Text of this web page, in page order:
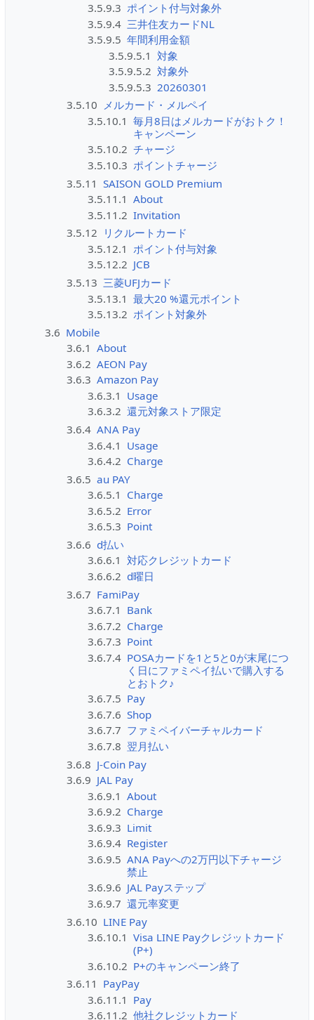
3.5.9.3 ポイント付与対象外
3.5.9.4 三井住友カードNL
3.5.9.5 年間利用金額
3.5.9.5.1 対象
3.5.9.5.2 対象外
3.5.9.5.3 20260301
3.5.10 メルカード・メルペイ
3.5.10.1 毎月8日はメルカードがおトク！
キャンペーン
3.5.10.2 チャージ
3.5.10.3 ポイントチャージ
3.5.11 SAISON GOLD Premium
3.5.11.1 About
3.5.11.2 Invitation
3.5.12 リクルートカード
3.5.12.1 ポイント付与対象
3.5.12.2 JCB
3.5.13 三菱UFJカード
3.5.13.1 最大20 %還元ポイント
3.5.13.2 ポイント対象外
3.6 Mobile
3.6.1 About
3.6.2 AEON Pay
3.6.3 Amazon Pay
3.6.3.1 Usage
3.6.3.2 還元対象ストア限定
3.6.4 ANA Pay
3.6.4.1 Usage
3.6.4.2 Charge
3.6.5 au PAY
3.6.5.1 Charge
3.6.5.2 Error
3.6.5.3 Point
3.6.6 d払い
3.6.6.1 対応クレジットカード
3.6.6.2 d曜日
3.6.7 FamiPay
3.6.7.1 Bank
3.6.7.2 Charge
3.6.7.3 Point
3.6.7.4 POSAカードを1と5と0が末尾につ
く日にファミペイ払いで購入する
とおトク♪
3.6.7.5 Pay
3.6.7.6 Shop
3.6.7.7 ファミペイバーチャルカード
3.6.7.8 翌月払い
3.6.8 J-Coin Pay
3.6.9 JAL Pay
3.6.9.1 About
3.6.9.2 Charge
3.6.9.3 Limit
3.6.9.4 Register
3.6.9.5 ANA Payへの2万円以下チャージ
禁止
3.6.9.6 JAL Payステップ
3.6.9.7 還元率変更
3.6.10 LINE Pay
3.6.10.1 Visa LINE Payクレジットカード
(P+)
3.6.10.2 P+のキャンペーン終了
3.6.11 PayPay
3.6.11.1 Pay
3.6.11.2 他社クレジットカード